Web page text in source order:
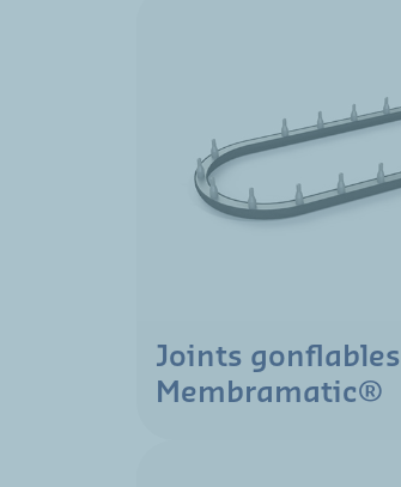
Joints gonflables
Membramatic®